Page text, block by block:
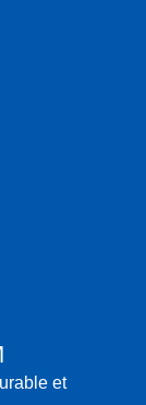
et